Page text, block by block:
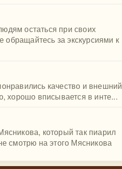
остаться при своих
обращайтесь за экскурсиями к
качество и внешний
хорошо вписывается в инте...
который так пиарил
смотрю на этого Мясникова